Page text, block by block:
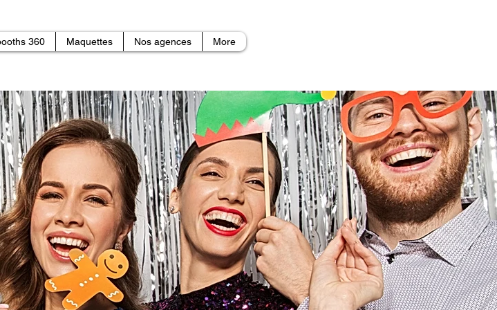
360 Maquettes Nos agences More